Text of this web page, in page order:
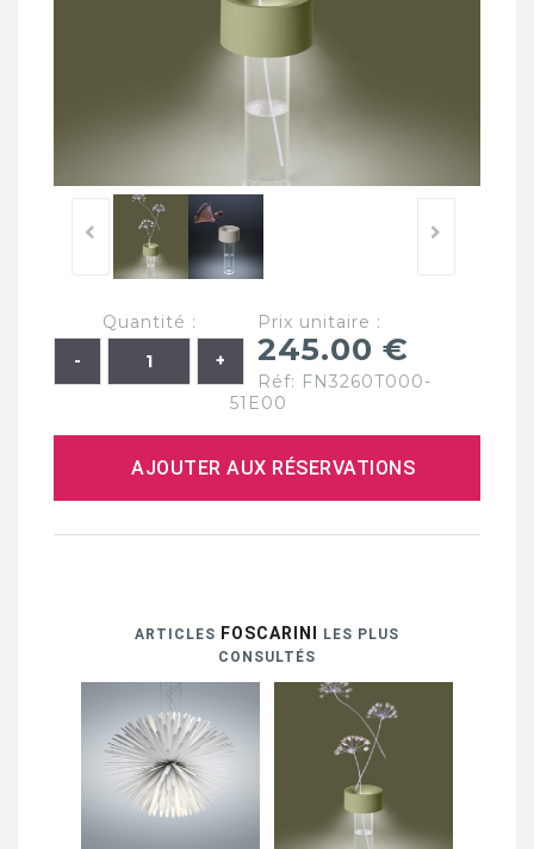
Quantité : Prix unitaire :
245.00 €
Réf: FN3260T000-
51E00
AJOUTER AUX RÉSERVATIONS
ARTICLES FOSCARINI
LES PLUS
CONSULTÉS